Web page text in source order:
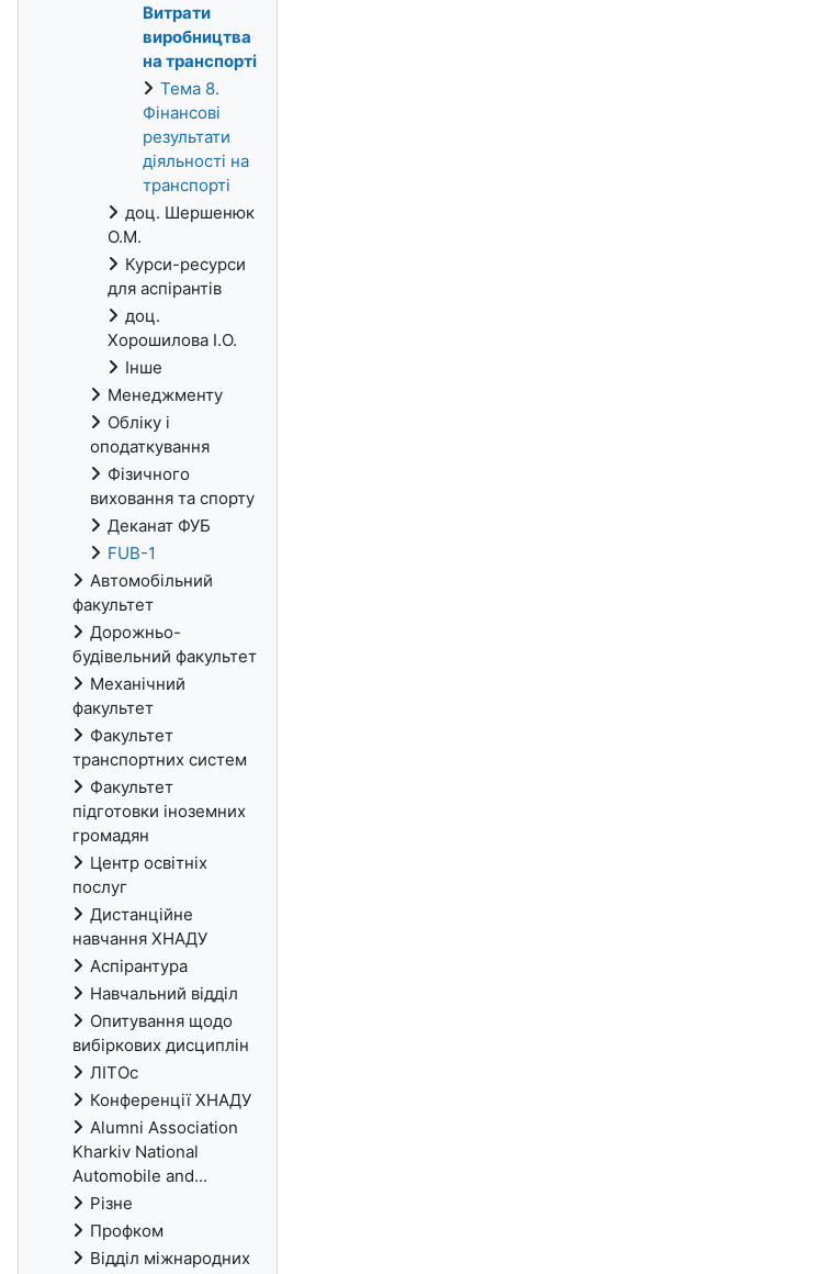
Витрати
виробництва
на транспорті
Тема 8.
Фінансові
результати
діяльності на
транспорті
доц. Шершенюк
О.М.
Курси-ресурси
для аспірантів
доц.
Хорошилова І.О.
Інше
Менеджменту
Обліку і
оподаткування
Фізичного
виховання та спорту
Деканат ФУБ
FUB-1
Автомобільний
факультет
Дорожньо-
будівельний факультет
Механічний
факультет
Факультет
транспортних систем
Факультет
підготовки іноземних
громадян
Центр освітніх
послуг
Дистанційне
навчання ХНАДУ
Аспірантура
Навчальний відділ
Опитування щодо
вибіркових дисциплін
ЛІТОс
Конференції ХНАДУ
Alumni Association
Kharkiv National
Automobile and...
Різне
Профком
Відділ міжнародних